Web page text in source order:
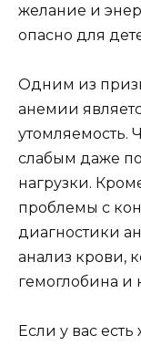
желание и
опасно для
Одним из
анемии
утомляемость.
слабым даже
нагрузки.
проблемы с
диагностики
анализ крови,
гемоглобина и
Если у вас